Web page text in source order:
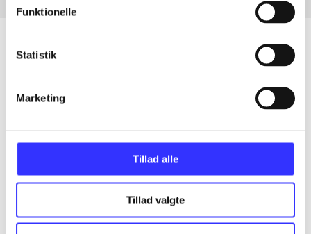
Funktionelle
Statistik
Marketing
Tillad alle
Tillad valgte
Alle registrerede artikler fordelt på udgivelser
...